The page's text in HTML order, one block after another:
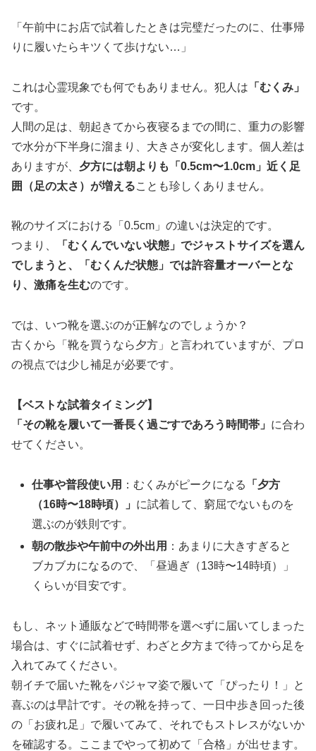
「午前中にお店で試着したときは完璧だったのに、仕事帰
りに履いたらキツくて歩けない…」
これは心霊現象でも何でもありません。犯人は 「むくみ」
です。
人間の足は、朝起きてから夜寝るまでの間に、重力の影響
で水分が下半身に溜まり、大きさが変化します。個人差は
ありますが、 夕方には朝よりも「0.5cm〜1.0cm」近く足
囲（足の太さ）が増えることも珍しくありません。
靴のサイズにおける「0.5cm」の違いは決定的です。
つまり、
「むくんでいない状態」でジャストサイズを選ん
でしまうと、「むくんだ状態」では許容量オーバーとな
り、激痛を生むのです。
では、いつ靴を選ぶのが正解なのでしょうか？
古くから「靴を買うなら夕方」と言われていますが、プロ
の視点では少し補足が必要です。
【ベストな試着タイミング】
「その靴を履いて一番長く過ごすであろう時間帯」 に合わ
せてください。
仕事や普段使い用 ：むくみがピークになる
「夕方
（16時〜18時頃）」 に試着して、窮屈でないものを
選ぶのが鉄則です。
朝の散歩や午前中の外出用 ：あまりに大きすぎると
ブカブカになるので、「昼過ぎ（13時〜14時頃）」
くらいが目安です。
もし、ネット通販などで時間帯を選べずに届いてしまった
場合は、すぐに試着せず、わざと夕方まで待ってから足を
入れてみてください。
朝イチで届いた靴をパジャマ姿で履いて「ぴったり！」と
喜ぶのは早計です。その靴を持って、一日中歩き回った後
の「お疲れ足」で履いてみて、それでもストレスがないか
を確認する。ここまでやって初めて「合格」が出せます。